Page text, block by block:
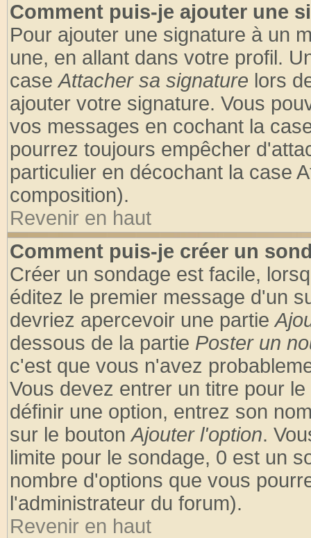
Comment puis-je ajouter une
Pour ajouter une signature à un
une, en allant dans votre profil.
caseAttacher sa signature lors
ajouter votre signature. Vous
vos messages en cochant la
pourrez toujours empêcher
particulier en décochant la case
composition).
Revenir en haut
Comment puis-je créer un
Créer un sondage est facile,
éditez le premier message d'un
devriez apercevoir une partie
dessous de la partie Poster un
c'est que vous n'avez
Vous devez entrer un titre pour
définir une option, entrez son
sur le boutonAjouter l'option.
limite pour le sondage, 0 est un
nombre d'options que vous
l'administrateur du forum).
Revenir en haut